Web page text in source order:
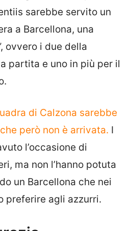
sarebbe servito un
a Barcellona, una
ovvero i due della
partita e uno in più per il
di Calzona sarebbe
però non è arrivata. I
l’occasione di
ma non l’hanno potuta
un Barcellona che nei
preferire agli azzurri.